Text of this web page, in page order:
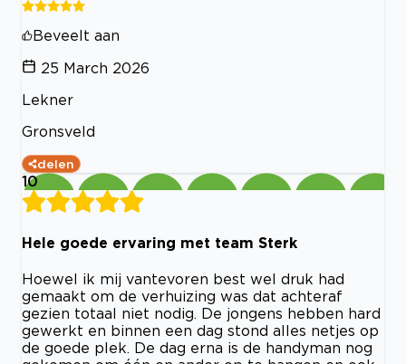
Beveelt aan
25 March 2026
Lekner
Gronsveld
delen
10
Hele goede ervaring met team Sterk
Hoewel ik mij vantevoren best wel druk had
gemaakt om de verhuizing was dat achteraf
gezien totaal niet nodig. De jongens hebben hard
gewerkt en binnen een dag stond alles netjes op
de goede plek. De dag erna is de handyman nog